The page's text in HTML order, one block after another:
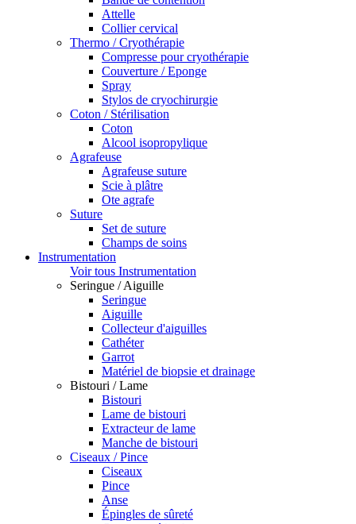
Attelle
Collier cervical
Thermo / Cryothérapie
Compresse pour cryothérapie
Couverture / Eponge
Spray
Stylos de cryochirurgie
Coton / Stérilisation
Coton
Alcool isopropylique
Agrafeuse
Agrafeuse suture
Scie à plâtre
Ote agrafe
Suture
Set de suture
Champs de soins
Instrumentation
Voir tous Instrumentation
Seringue / Aiguille
Seringue
Aiguille
Collecteur d'aiguilles
Cathéter
Garrot
Matériel de biopsie et drainage
Bistouri / Lame
Bistouri
Lame de bistouri
Extracteur de lame
Manche de bistouri
Ciseaux / Pince
Ciseaux
Pince
Anse
Épingles de sûreté